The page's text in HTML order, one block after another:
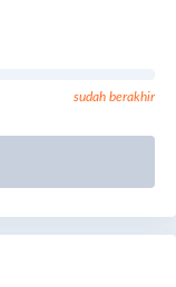
sudah berakhir